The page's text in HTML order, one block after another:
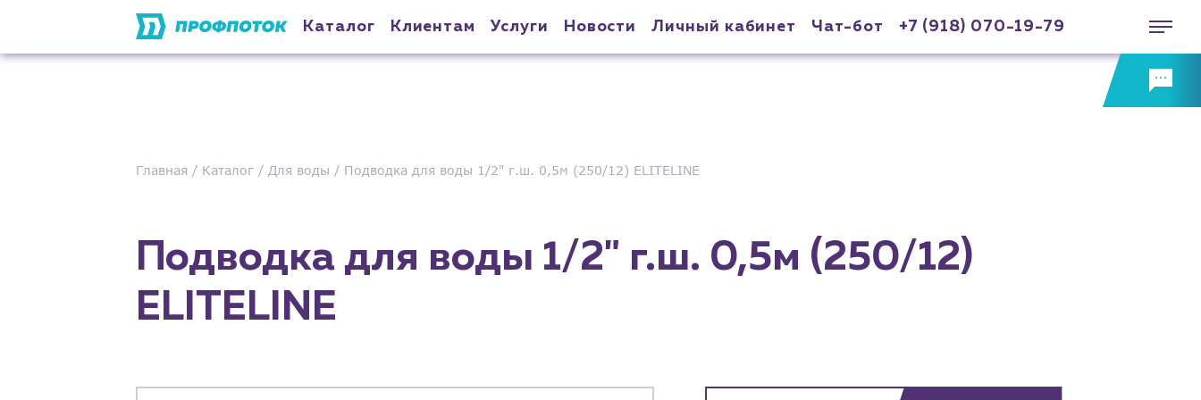
Каталог Клиентам Услуги Новости Личный кабинет Чат-бот +7 (918) 070-19-79
Главная Каталог Для воды Подводка для воды 1/2" г.ш. 0,5м (250/12) ELITELINE
Подводка для воды 1/2" г.ш. 0,5м (250/12)
ELITELINE